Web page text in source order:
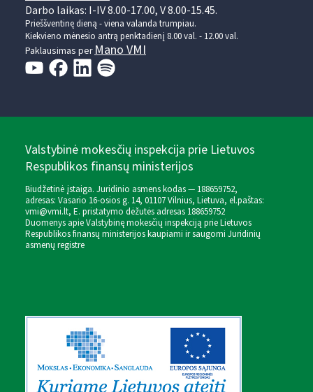
Darbo laikas: I-IV 8.00-17.00, V 8.00-15.45.
Prieššventinę dieną - viena valanda trumpiau.
Kiekvieno mėnesio antrą penktadienį 8.00 val. - 12.00 val.
Paklausimas per Mano VMI
Valstybinė mokesčių inspekcija prie Lietuvos
Respublikos finansų ministerijos
Biudžetinė įstaiga. Juridinio asmens kodas — 188659752,
adresas: Vasario 16-osios g. 14, 01107 Vilnius, Lietuva, el.paštas:
vmi@vmi.lt, E. pristatymo dėžutės adresas 188659752
Duomenys apie Valstybinę mokesčių inspekciją prie Lietuvos
Respublikos finansų ministerijos kaupiami ir saugomi Juridinių
asmenų registre